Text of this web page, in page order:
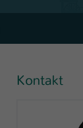
Kontakt